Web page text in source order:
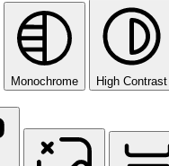
High Contrast
Monochrome